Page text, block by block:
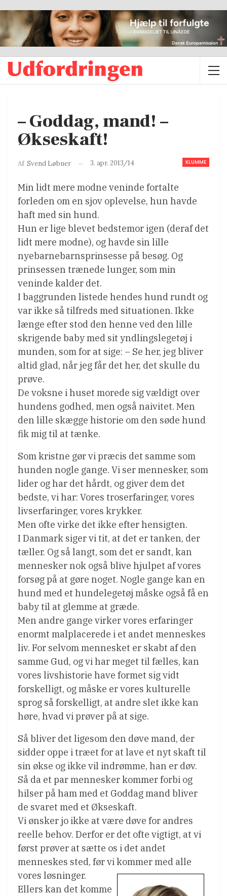
– Goddag, mand! –
Økseskaft!
KLUMME
Af Svend Løbner 3. apr. 2013/14
Min lidt mere modne veninde fortalte
forleden om en sjov oplevelse, hun havde
haft med sin hund.
Hun er lige blevet bedstemor igen (deraf det
lidt mere modne), og havde sin lille
nyebarnebarnsprinsesse på besøg. Og
prinsessen trænede lunger, som min
veninde kalder det.
I baggrunden listede hendes hund rundt og
var ikke så tilfreds med situationen. Ikke
længe efter stod den henne ved den lille
skrigende baby med sit yndlingslegetøj i
munden, som for at sige: – Se her, jeg bliver
altid glad, når jeg får det her, det skulle du
prøve.
De voksne i huset morede sig vældigt over
hundens godhed, men også naivitet. Men
den lille skægge historie om den søde hund
fik mig til at tænke.
Som kristne gør vi præcis det samme som
hunden nogle gange. Vi ser mennesker, som
lider og har det hårdt, og giver dem det
bedste, vi har: Vores troserfaringer, vores
livserfaringer, vores krykker.
Men ofte virke det ikke efter hensigten.
I Danmark siger vi tit, at det er tanken, der
tæller. Og så langt, som det er sandt, kan
mennesker nok også blive hjulpet af vores
forsøg på at gøre noget. Nogle gange kan en
hund med et hundelegetøj måske også få en
baby til at glemme at græde.
Men andre gange virker vores erfaringer
enormt malplacerede i et andet menneskes
liv. For selvom mennesket er skabt af den
samme Gud, og vi har meget til fælles, kan
vores livshistorie have formet sig vidt
forskelligt, og måske er vores kulturelle
sprog så forskelligt, at andre slet ikke kan
høre, hvad vi prøver på at sige.
Så bliver det ligesom den døve mand, der
sidder oppe i træet for at lave et nyt skaft til
sin økse og ikke vil indrømme, han er døv.
Så da et par mennesker kommer forbi og
hilser på ham med et Goddag mand bliver
de svaret med et Økseskaft.
Vi ønsker jo ikke at være døve for andres
reelle behov. Derfor er det ofte vigtigt, at vi
først prøver at sætte os i det andet
menneskes sted, før vi kommermed alle
vores løsninger.
Ellers kan det komme